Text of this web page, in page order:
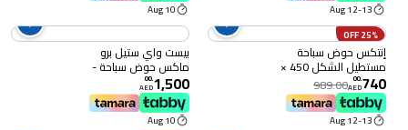
12-13 Aug
10 Aug
25% OFF
إنتكس حوض سباحة
مستطيل الشكل 450 ×
220 × 84 سم - أزرق
740
.
00
AED
989.00
12-13 Aug
بيست واي ستيل برو
ماكس حوض سباحة -
رمادي 366 × 122 سم
1,500
.
00
AED
10 Aug